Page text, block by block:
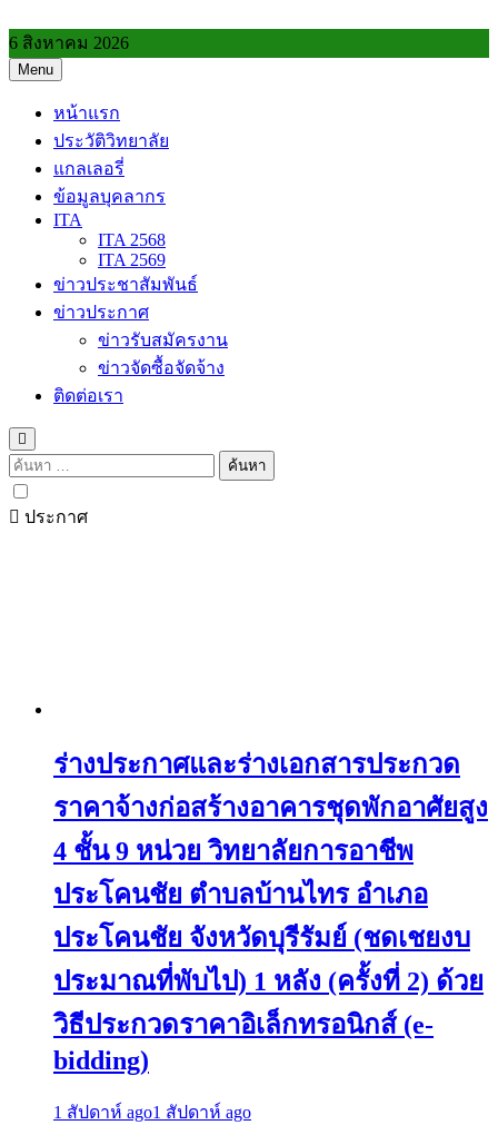
to
content
6 สิงหาคม 2026
Menu
หน้าแรก
ประวัติวิทยาลัย
แกลเลอรี่
ข้อมูลบุคลากร
ITA
ITA 2568
ITA 2569
ข่าวประชาสัมพันธ์
ข่าวประกาศ
ข่าวรับสมัครงาน
ข่าวจัดซื้อจัดจ้าง
ติดต่อเรา
ค้นหา
สำหรับ:
ประกาศ
ร่างประกาศและร่างเอกสารประกวด
ราคาจ้างก่อสร้างอาคารชุดพักอาศัยสูง
4 ชั้น 9 หน่วย วิทยาลัยการอาชีพ
ประโคนชัย ตำบลบ้านไทร อำเภอ
ประโคนชัย จังหวัดบุรีรัมย์ (ชดเชยงบ
ประมาณที่พับไป) 1 หลัง (ครั้งที่ 2) ด้วย
วิธีประกวดราคาอิเล็กทรอนิกส์ (e-
bidding)
1 สัปดาห์ ago1 สัปดาห์ ago